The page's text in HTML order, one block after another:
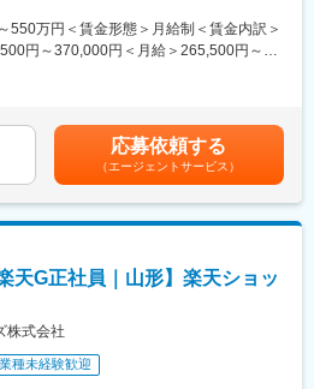
れて、残業も少ないのが嬉しいです。女
も安心して働けます！」
いうビジョンを重視し、通信事業（携帯
営）など、多角的な事業に取り組んでい
本社の企業です。
る業務
タルサポートを行うポジションです。
実した研修制度あり
に企業セミナー動画をご視聴いただきま
550万円＜賃金形態＞月給制＜賃金内訳＞
円～370,000円＜月給＞265,500円～
手当を含めた表記です。応募依頼する
（エージェントサービス）
天G正社員｜山形】楽天ショッ
株式会社
業種未経験歓迎